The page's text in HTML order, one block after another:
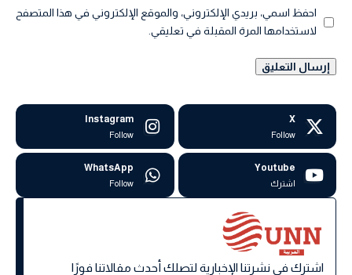
احفظ اسمي، بريدي الإلكتروني، والموقع الإلكتروني في هذا المتصفح
لاستخدامها المرة المقبلة في تعليقي.
X
Follow
Instagram
Follow
Youtube
اشترك
WhatsApp
Follow
اشترك في نشرتنا الإخبارية لتصلك أحدث مقالاتنا فورًا